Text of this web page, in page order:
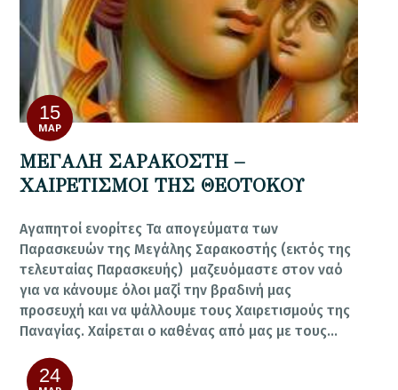
15
ΜΑΡ
ΜΕΓΑΛΗ ΣΑΡΑΚΟΣΤΗ –
ΧΑΙΡΕΤΙΣΜΟΙ ΤΗΣ ΘΕΟΤΟΚΟΥ
Αγαπητοί ενορίτες Τα απογεύματα των
Παρασκευών της Μεγάλης Σαρακοστής (εκτός της
τελευταίας Παρασκευής) μαζευόμαστε στον ναό
για να κάνουμε όλοι μαζί την βραδινή μας
προσευχή και να ψάλλουμε τους Χαιρετισμούς της
Παναγίας. Χαίρεται ο καθένας από μας με τους…
24